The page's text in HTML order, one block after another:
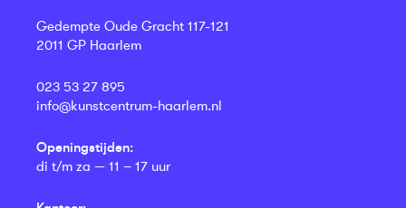
Gedempte Oude Gracht 117-121
2011 GP Haarlem
023 53 27 895
info@kunstcentrum-haarlem.nl
Openingstijden:
di t/m za — 11 – 17 uur